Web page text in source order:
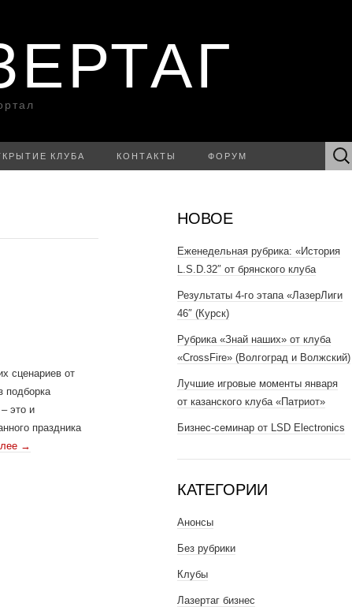
КЛУБА КОНТАКТЫ ФОРУМ Найти:
сценариев от
подборка
это и
праздника
→
НОВОЕ
Еженедельная рубрика: «История
L.S.D.32″ от брянского клуба
Результаты 4-го этапа «ЛазерЛиги
46″ (Курск)
Рубрика «Знай наших» от клуба
«CrossFire» (Волгоград и Волжский)
Лучшие игровые моменты января
от казанского клуба «Патриот»
Бизнес-семинар от LSD Electronics
КАТЕГОРИИ
Анонсы
Без рубрики
Клубы
Лазертаг бизнес